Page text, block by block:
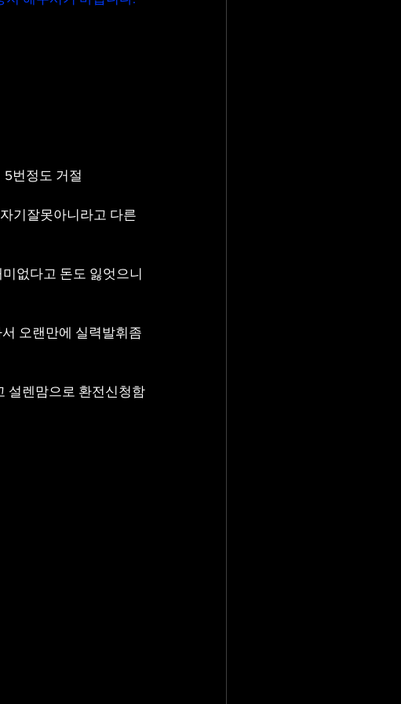
번정도 거절
기잘못아니라고 다른
없다고 돈도 잃엇으니
오랜만에 실력발휘좀
설렌맘으로 환전신청함